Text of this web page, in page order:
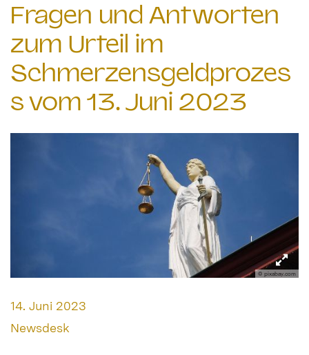
Fragen und Antworten
zum Urteil im
Schmerzensgeldprozes
s vom 13. Juni 2023
© pixabay.com
Datum:
14. Juni 2023
Von:
Newsdesk